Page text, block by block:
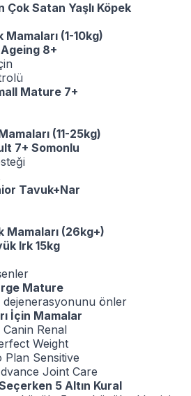
Çok Satan Yaşlı Köpek
Mamaları (1-10kg)
8+
Mature 7+
(11-25kg)
7+ Somonlu
Tavuk+Nar
Mamaları (26kg+)
Irk 15kg
Mature
dejenerasyonunu önler
İçin Mamalar
Canin Renal
Weight
Plan Sensitive
Joint Care
5 Altın Kural